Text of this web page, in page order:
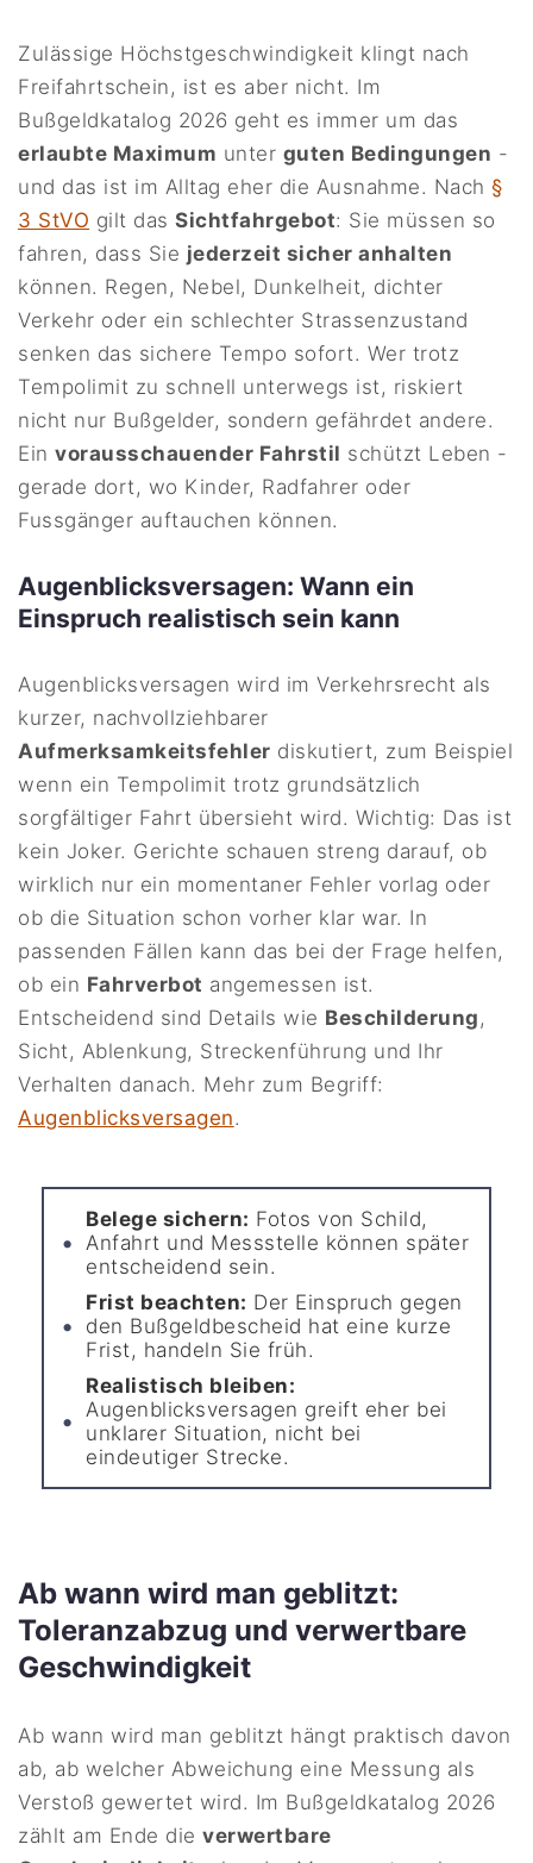
Zulässige Höchstgeschwindigkeit klingt nach
Freifahrtschein, ist es aber nicht. Im
Bußgeldkatalog 2026 geht es immer um das
erlaubte Maximum unter guten Bedingungen -
und das ist im Alltag eher die Ausnahme. Nach §
3 StVO gilt dasSichtfahrgebot: Sie müssen so
fahren, dass Sie jederzeit sicher anhalten
können. Regen, Nebel, Dunkelheit, dichter
Verkehr oder ein schlechter Strassenzustand
senken das sichere Tempo sofort. Wer trotz
Tempolimit zu schnell unterwegs ist, riskiert
nicht nur Bußgelder, sondern gefährdet andere.
Einvorausschauender Fahrstil schützt Leben -
gerade dort, wo Kinder, Radfahrer oder
Fussgänger auftauchen können.
Augenblicksversagen: Wann ein
Einspruch realistisch sein kann
Augenblicksversagen wird im Verkehrsrecht als
kurzer, nachvollziehbarer
Aufmerksamkeitsfehler diskutiert, zum Beispiel
wenn ein Tempolimit trotz grundsätzlich
sorgfältiger Fahrt übersieht wird. Wichtig: Das ist
kein Joker. Gerichte schauen streng darauf, ob
wirklich nur ein momentaner Fehler vorlag oder
ob die Situation schon vorher klar war. In
passenden Fällen kann das bei der Frage helfen,
ob ein Fahrverbot angemessen ist.
Entscheidend sind Details wie Beschilderung,
Sicht, Ablenkung, Streckenführung und Ihr
Verhalten danach. Mehr zum Begriff:
Augenblicksversagen.
Belege sichern: Fotos von Schild,
Anfahrt und Messstelle können später
entscheidend sein.
Frist beachten: Der Einspruch gegen
den Bußgeldbescheid hat eine kurze
Frist, handeln Sie früh.
Realistisch bleiben:
Augenblicksversagen greift eher bei
unklarer Situation, nicht bei
eindeutiger Strecke.
Ab wann wird man geblitzt:
Toleranzabzug und verwertbare
Geschwindigkeit
Ab wann wird man geblitzt hängt praktisch davon
ab, ab welcher Abweichung eine Messung als
Verstoß gewertet wird. Im Bußgeldkatalog 2026
zählt am Ende dieverwertbare